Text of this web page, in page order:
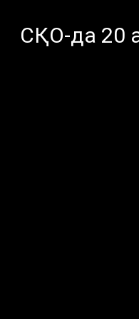
СҚО-да 20